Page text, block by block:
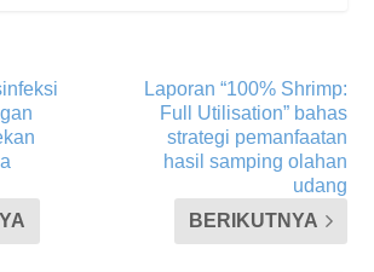
Laporan “100% Shrimp:
Full Utilisation” bahas
strategi pemanfaatan
hasil samping olahan
udang
BERIKUTNYA